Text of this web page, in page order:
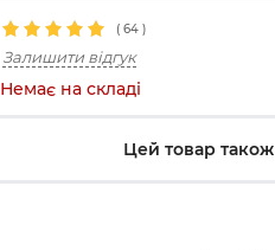
( 64 )
Залишити відгук
Немає на складі
Цей товар